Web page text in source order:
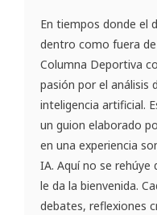
En tiempos donde el
dentro como fuera
Columna Deportiva
pasión por el análisis
inteligencia artificial.
un guion elaborado
en una experiencia
IA. Aquí no se rehúye
le da la bienvenida.
debates, reflexiones